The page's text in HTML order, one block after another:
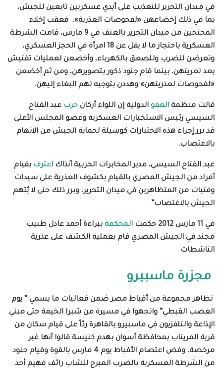
في ميدان التحرير للتعذيب على أيدي عسكريين تابعين للجيش،
بما في ذلك إخضاعهن «لفحوصات العذرية». فعقب إخلاء
المحتجين من ميدان التحرير بالعنف في 9 مارس، قامت الشرطة
العسكرية باحتجاز ما لا يقل عن 18 امرأة في الحجز العسكري،
وتعرضن للضرب وللصعق بالكهرباء، وأخضعن لعمليات تفتيش
بعد تعريتهن، بينما قام جنود ذكور بتصويرهن، ومن ثم أخضعن
«لفحوصات لعذريتهن» وهددن بتوجيه تهم البغاء إليهن.
قالت منظمة العفو الدولية إن اللواء أركان حرب عبد الفتاح
السيسي رئيس الاستخبارات العسكرية وعضو المجلس الأعلى
قد برر إجراء هذه الاختبارات كوسيلة لحماية الجيش من الاتهام
بالاغتصاب.
عبد الفتاح السيسي، مدير المخابرات الحربية آنذاك اعترف بقيام
أفراد من الجيش المصري بالقيام بكشوف العذرية على سيدات
وفتيات من المتظاهرين في ميدان التحرير، وبرر ذلك حتى لا يُتهم
الجيش بالاغتصاب”
في 11 مارس 2012 حكمت المحكمة ببراءة أحمد عادل طبيب
مجند في الجيش المصري قام بعملية الكشف على عذرية
الناشطات
مجزرة ماسبيرو
تظاهر مجموعة من أقباط مصر ضمن فعاليات ما يسمي ” يوم
الغضب القبطي” واتجهوا في مسيرة من شبرا الخيمة حتى مبني
الإذاعة والتلفزيون في ماسبيرو بالقاهرة ردّاً على قيام سكان من
قرية المريناب بمحافظة أسوان بهدم كنيسة قالوا أنها غير
مرخصة،
وفض اعتصام الأقباط يوم 4 مارس بالقوة وقيام جنود
من الشرطة العسكرية بالضرب المبرح للشاب رائف فهيم أحد